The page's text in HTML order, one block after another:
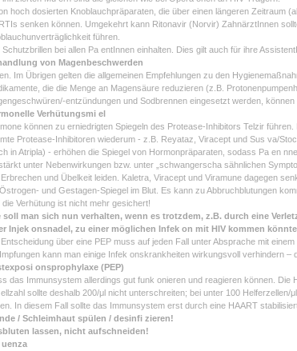
hoch dosierten Knoblauchpräparaten, die über einen längeren Zeitraum
senken können. Umgekehrt kann Ritonavir (Norvir) ZahnärztInnen
führen.
Schutzbrillen bei allen Pa entInnen einhalten. Dies gilt auch für ihre
von Magenbeschwerden
Im Übrigen gelten die allgemeinen Empfehlungen zu den
die die Menge an Magensäure reduzieren (z.B.
entzündungen und Sodbrennen eingesetzt werden,
Verhütungsmi el
können zu erniedrigten Spiegeln des Protease-Inhibitors Telzir führen.
Protease-Inhibitoren wiederum - z.B. Reyataz, Viracept und Sus va/
in Atripla) - erhöhen die Spiegel von Hormonpräparaten, sodass Pa en
unter Nebenwirkungen bzw. unter „schwangerscha sähnlichen
und Übelkeit leiden. Kaletra, Viracept und Viramune dagegen
und Gestagen-Spiegel im Blut. Es kann zu Abbruchblutungen
die Verhütung ist nicht mehr gesichert!
soll man sich nun verhalten, wenn es trotzdem, z.B. durch eine
Injek onsnadel, zu einer möglichen Infek on mit HIV kommen
Entscheidung über eine PEP muss auf jeden Fall unter Absprache mit
kann man einige Infek onskrankheiten wirkungsvoll verhindern
onsprophylaxe (PEP)
das Immunsystem allerdings gut funk onieren und reagieren können. Die
sollte deshalb 200/μl nicht unterschreiten; bei unter 100
In diesem Fall sollte das Immunsystem erst durch eine HAART
/ Schleimhaut spülen / desinfi zieren!
lassen, nicht aufschneiden!